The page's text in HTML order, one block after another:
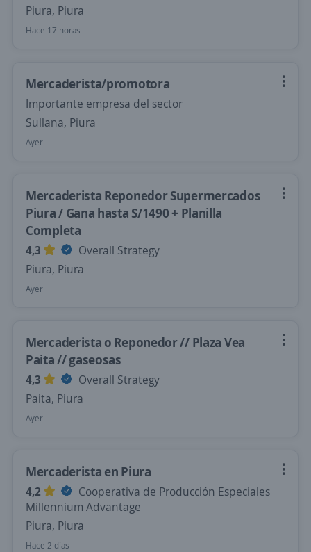
Piura, Piura
Hace 17 horas
Mercaderista/promotora
Importante empresa del sector
Sullana, Piura
Ayer
Mercaderista Reponedor Supermercados
Piura / Gana hasta S/1490 + Planilla
Completa
4,3
Overall Strategy
Piura, Piura
Ayer
Mercaderista o Reponedor // Plaza Vea
Paita // gaseosas
4,3
Overall Strategy
Paita, Piura
Ayer
Mercaderista en Piura
4,2
Cooperativa de Producción Especiales
Millennium Advantage
Piura, Piura
Hace 2 días